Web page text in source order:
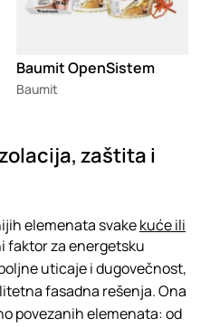
Baumit OpenSistem
Baumit
zaštita i
elemenata svakekuće ili
faktor za energetsku
uticaje i dugovečnost,
fasadna rešenja. Ona
povezanih elemenata: od